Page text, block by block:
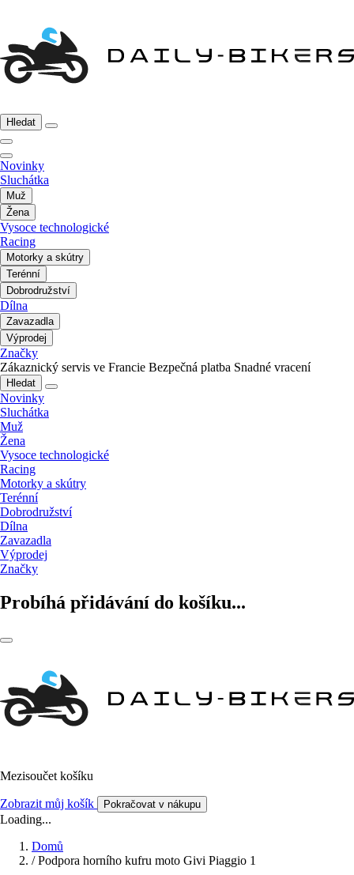
Hledat
Novinky
Sluchátka
Muž
Žena
Vysoce technologické
Racing
Motorky a skútry
Terénní
Dobrodružství
Dílna
Zavazadla
Výprodej
Značky
Zákaznický servis ve Francie Bezpečná platba Snadné vracení
Hledat
Novinky
Sluchátka
Muž
Žena
Vysoce technologické
Racing
Motorky a skútry
Terénní
Dobrodružství
Dílna
Zavazadla
Výprodej
Značky
Probíhá přidávání do košíku...
Mezisoučet košíku
Zobrazit můj košík Pokračovat v nákupu
Loading...
Domů
/ Podpora horního kufru moto Givi Piaggio 1